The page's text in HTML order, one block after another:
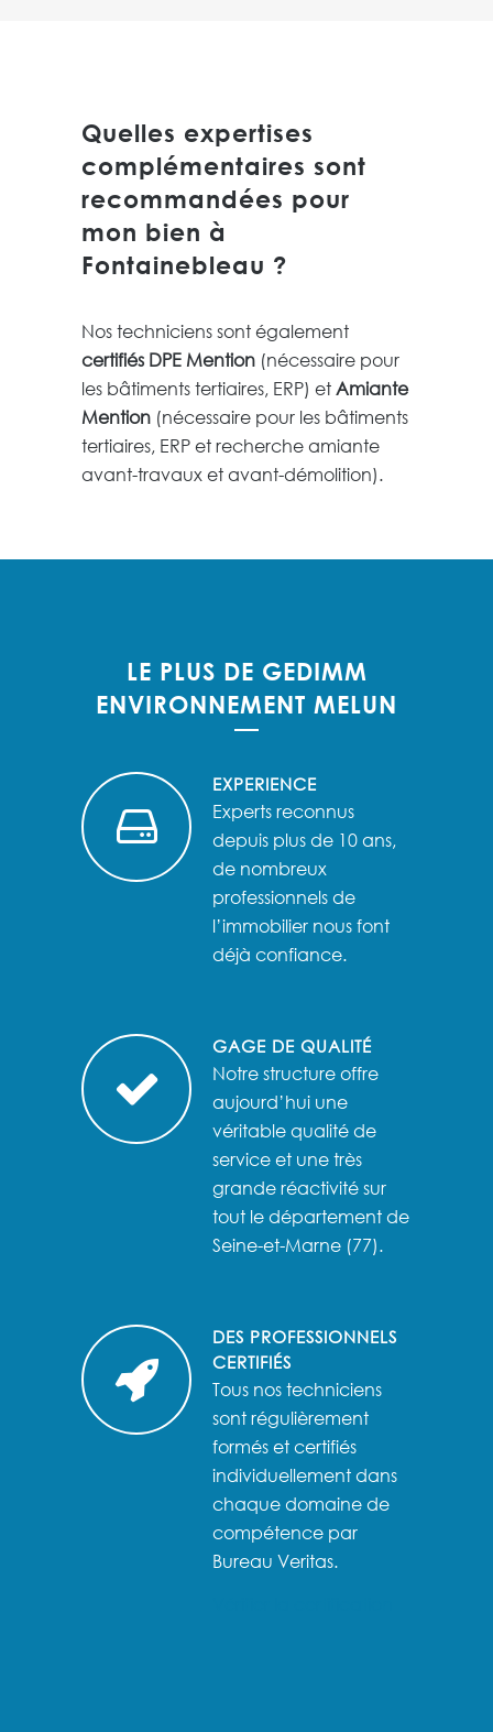
Quelles expertises
complémentaires sont
recommandées pour
mon bien à
Fontainebleau ?
Nos techniciens sont également
certifiés DPE Mention (nécessaire pour
les bâtiments tertiaires, ERP) etAmiante
Mention (nécessaire pour les bâtiments
tertiaires, ERP et recherche amiante
avant-travaux et avant-démolition).
LE PLUS DE GEDIMM
ENVIRONNEMENT MELUN
EXPERIENCE
Experts reconnus
depuis plus de 10 ans,
de nombreux
professionnels de
l’immobilier nous font
déjà confiance.
GAGE DE QUALITÉ
Notre structure offre
aujourd’hui une
véritable qualité de
service et une très
grande réactivité sur
tout le département de
Seine-et-Marne (77).
DES PROFESSIONNELS
CERTIFIÉS
Tous nos techniciens
sont régulièrement
formés et certifiés
individuellement dans
chaque domaine de
compétence par
Bureau Veritas.